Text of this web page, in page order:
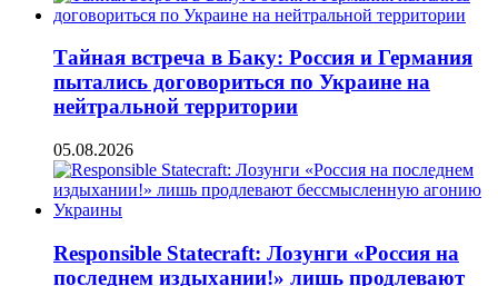
Тайная встреча в Баку: Россия и Германия
пытались договориться по Украине на
нейтральной территории
05.08.2026
Responsible Statecraft: Лозунги «Россия на
последнем издыхании!» лишь продлевают